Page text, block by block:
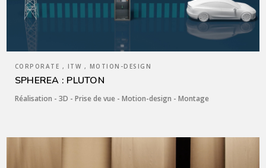
CORPORATE , ITW , MOTION-DESIGN
SPHEREA : PLUTON
Réalisation - 3D - Prise de vue - Motion-design - Montage